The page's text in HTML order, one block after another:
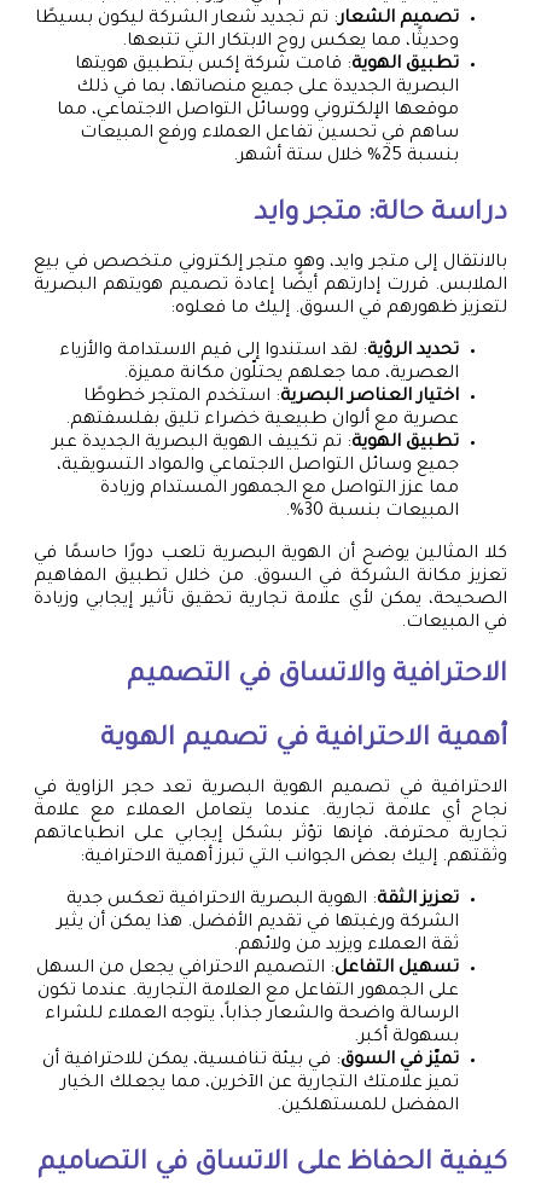
تصميم الشعار: تم تجديد شعار الشركة ليكون بسيطًا
وحديثًا، مما يعكس روح الابتكار التي تتبعها.
تطبيق الهوية: قامت شركة إكس بتطبيق هويتها
البصرية الجديدة على جميع منصاتها، بما في ذلك
موقعها الإلكتروني ووسائل التواصل الاجتماعي، مما
ساهم في تحسين تفاعل العملاء ورفع المبيعات
بنسبة 25% خلال ستة أشهر.
دراسة حالة: متجر وايد
بالانتقال إلى متجر وايد، وهو متجر إلكتروني متخصص في بيع
الملابس. قررت إدارتهم أيضًا إعادة تصميم هويتهم البصرية
لتعزيز ظهورهم في السوق. إليك ما فعلوه:
تحديد الرؤية: لقد استندوا إلى قيم الاستدامة والأزياء
العصرية، مما جعلهم يحتلّون مكانة مميزة.
اختيار العناصر البصرية: استخدم المتجر خطوطًا
عصرية مع ألوان طبيعية خضراء تليق بفلسفتهم.
تطبيق الهوية: تم تكييف الهوية البصرية الجديدة عبر
جميع وسائل التواصل الاجتماعي والمواد التسويقية،
مما عزز التواصل مع الجمهور المستدام وزيادة
المبيعات بنسبة 30%.
كلا المثالين يوضح أن الهوية البصرية تلعب دورًا حاسمًا في
تعزيز مكانة الشركة في السوق. من خلال تطبيق المفاهيم
الصحيحة، يمكن لأي علامة تجارية تحقيق تأثير إيجابي وزيادة
في المبيعات.
الاحترافية والاتساق في التصميم
أهمية الاحترافية في تصميم الهوية
الاحترافية في تصميم الهوية البصرية تعد حجر الزاوية في
نجاح أي علامة تجارية. عندما يتعامل العملاء مع علامة
تجارية محترفة، فإنها تؤثر بشكل إيجابي على انطباعاتهم
وثقتهم. إليك بعض الجوانب التي تبرز أهمية الاحترافية:
تعزيز الثقة: الهوية البصرية الاحترافية تعكس جدية
الشركة ورغبتها في تقديم الأفضل. هذا يمكن أن يثير
ثقة العملاء ويزيد من ولائهم.
تسهيل التفاعل: التصميم الاحترافي يجعل من السهل
على الجمهور التفاعل مع العلامة التجارية. عندما تكون
الرسالة واضحة والشعار جذاباً، يتوجه العملاء للشراء
بسهولة أكبر.
تميّز في السوق: في بيئة تنافسية، يمكن للاحترافية أن
تميز علامتك التجارية عن الآخرين، مما يجعلك الخيار
المفضل للمستهلكين.
كيفية الحفاظ على الاتساق في التصاميم